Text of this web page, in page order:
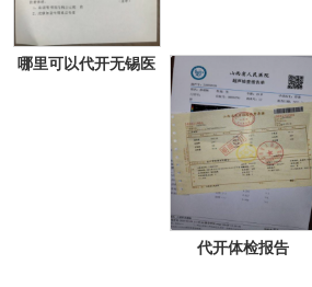
哪里可以代开无锡医
代开体检报告